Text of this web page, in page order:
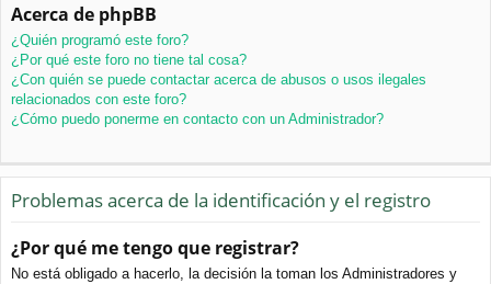
Acerca de phpBB
¿Quién programó este foro?
¿Por qué este foro no tiene tal cosa?
¿Con quién se puede contactar acerca de abusos o usos ilegales
relacionados con este foro?
¿Cómo puedo ponerme en contacto con un Administrador?
Problemas acerca de la identificación y el registro
¿Por qué me tengo que registrar?
No está obligado a hacerlo, la decisión la toman los Administradores y